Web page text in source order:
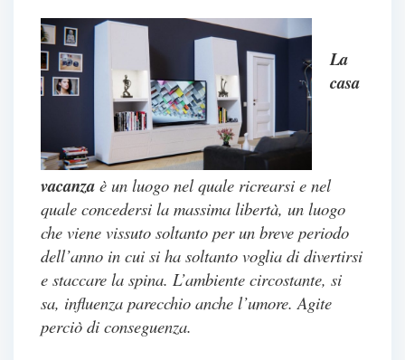
La
casa
vacanza è un luogo nel quale ricrearsi e nel
quale concedersi la massima libertà, un luogo
che viene vissuto soltanto per un breve periodo
dell’anno in cui si ha soltanto voglia di divertirsi
e staccare la spina. L’ambiente circostante, si
sa, influenza parecchio anche l’umore. Agite
perciò di conseguenza.